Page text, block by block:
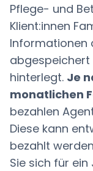
Pflege- und
Klient:innen
Informationen
abgespeichert
hinterlegt. Je
monatlichen
bezahlen
Diese kann
bezahlt
Sie sich für